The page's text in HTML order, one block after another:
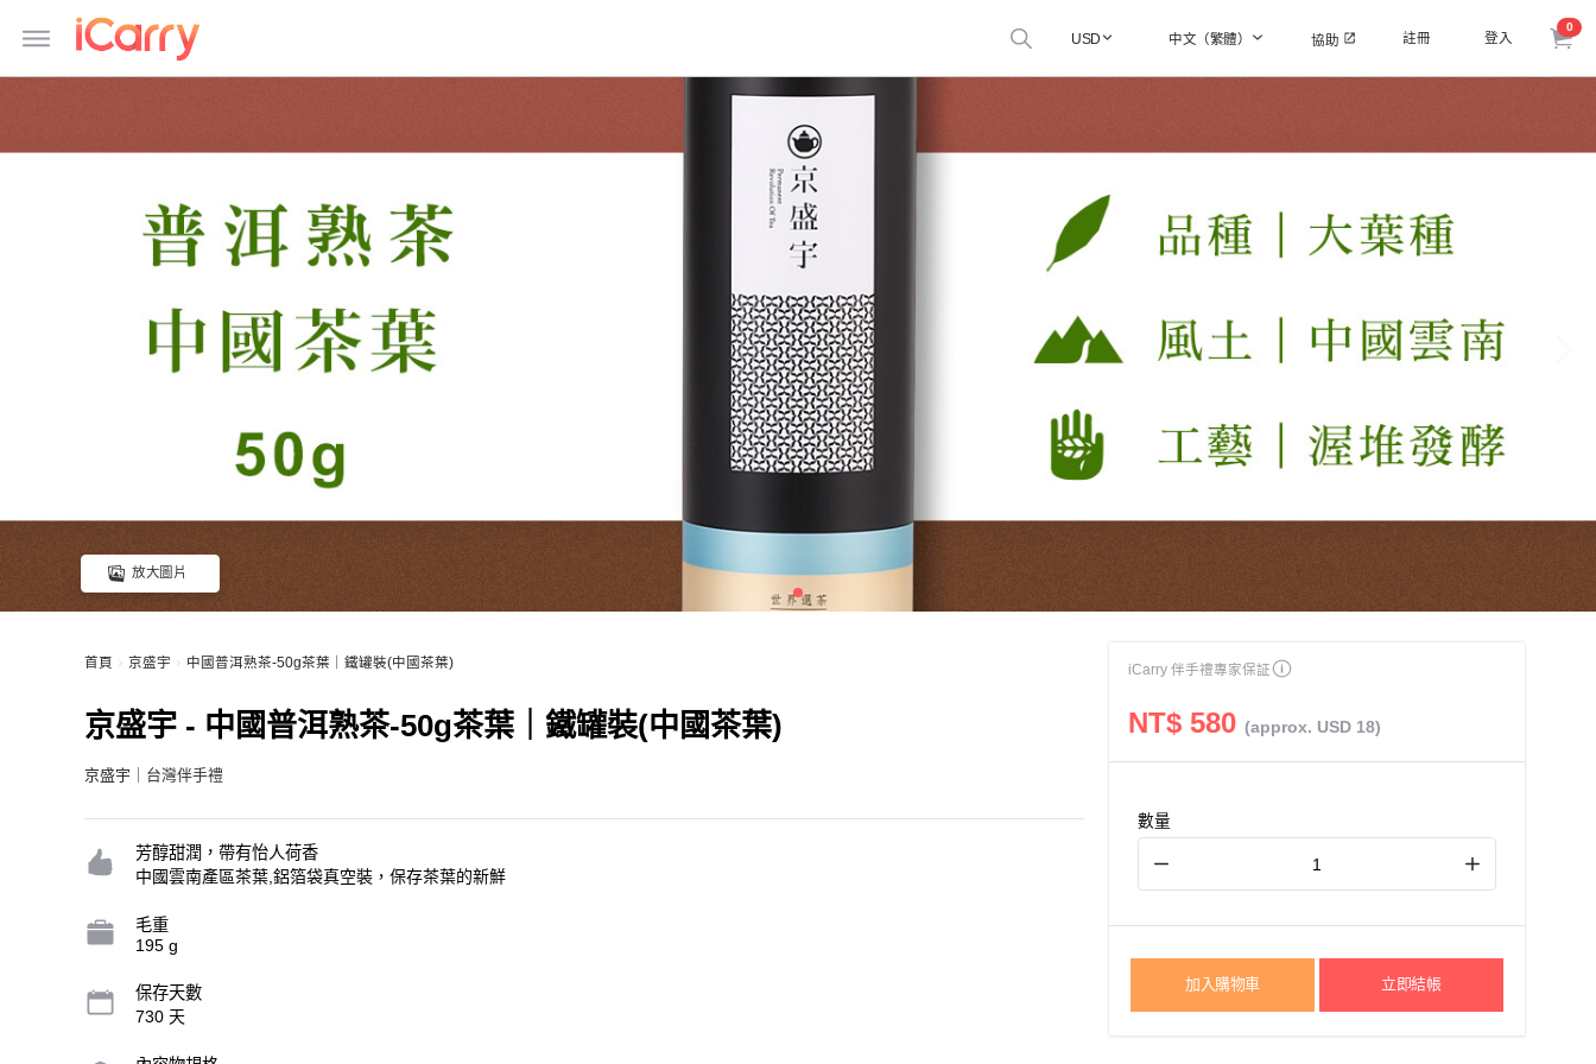
USD 中文（繁體） 協助 註冊 登入
0
放大圖片
首頁 京盛宇 中國普洱熟茶-50g茶葉｜鐵罐裝(中國茶葉)
京盛宇 - 中國普洱熟茶-50g茶葉｜鐵罐裝(中國茶葉)
京盛宇 ｜台灣伴手禮
芳醇甜潤，帶有怡人荷香
中國雲南產區茶葉,鋁箔袋真空裝，保存茶葉的新鮮
毛重
195 g
保存天數
730 天
iCarry 伴手禮專家保証
NT$ 580(approx. USD 18)
數量
加入購物車 立即結帳